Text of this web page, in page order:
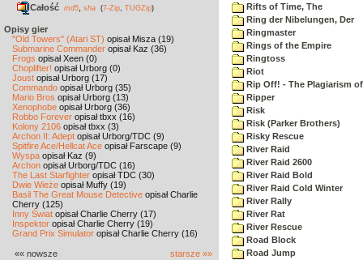
Całość md5 sha (7-Zip TUGZip)
Opisy gier
"Old Towers" (Atari ST) opisał Misza (19)
Submarine Commander opisał Kaz (36)
Frogs opisał Xeen (0)
Choplifter! opisał Urborg (0)
Joust opisał Urborg (17)
Commando opisał Urborg (35)
Mario Bros opisał Urborg (13)
Xenophobe opisał Urborg (36)
Robbo Forever opisał tbxx (16)
Kolony 2106 opisał tbxx (3)
Archon II: Adept opisał Urborg/TDC (9)
Spitfire Ace/Hellcat Ace opisał Farscape (9)
Wyspa opisał Kaz (9)
Archon opisał Urborg/TDC (16)
The Last Starfighter opisał TDC (30)
Dwie Wieże opisał Muffy (19)
Basil The Great Mouse Detective opisał Charlie
Cherry (125)
Inny Świat opisał Charlie Cherry (17)
Inspektor opisał Charlie Cherry (19)
Grand Prix Simulator opisał Charlie Cherry (16)
«« nowsze starsze »»
Rifts of Time, The
Ring der Nibelungen, Der
Ringmaster
Rings of the Empire
Ringtoss
Riot
Rip Off! - The Plagiarism of
Ripper
Risk
Risk (Parker Brothers)
Risky Rescue
River Raid
River Raid 2600
River Raid Bold
River Raid Cold Winter
River Rally
River Rat
River Rescue
Road Block
Road Jump